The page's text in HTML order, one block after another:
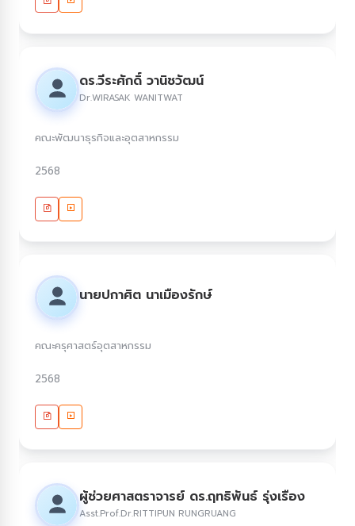
ดร.วีระศักดิ์ วานิชวัฒน์
Dr.WIRASAK WANITWAT
คณะพัฒนาธุรกิจและอุตสาหกรรม
2568
นายปกาศิต นาเมืองรักษ์
คณะครุศาสตร์อุตสาหกรรม
2568
ผู้ช่วยศาสตราจารย์ ดร.ฤทธิพันธ์ รุ่งเรือง
Asst.Prof.Dr.RITTIPUN RUNGRUANG